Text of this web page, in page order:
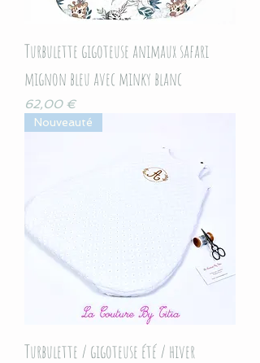
Turbulette gigoteuse animaux safari
mignon bleu avec minky blanc
Prix
62,00 €
Nouveauté
Turbulette / gigoteuse été / hiver